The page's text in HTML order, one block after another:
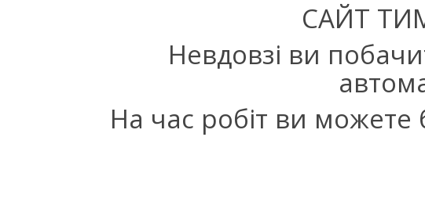
САЙТ
Невдовзі ви
На час робіт ви можете